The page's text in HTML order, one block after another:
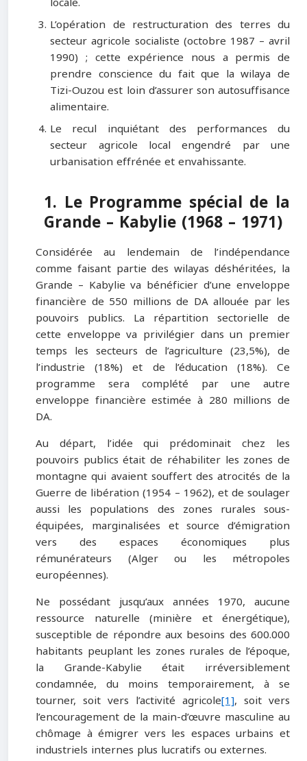
L’opération de restructuration des terres du
secteur agricole socialiste (octobre 1987 – avril
1990) ; cette expérience nous a permis de
prendre conscience du fait que la wilaya de
Tizi-Ouzou est loin d’assurer son autosuffisance
alimentaire.
Le recul inquiétant des performances du
secteur agricole local engendré par une
urbanisation effrénée et envahissante.
1. Le Programme spécial de la
Grande – Kabylie (1968 – 1971)
Considérée au lendemain de l’indépendance
comme faisant partie des wilayas déshéritées, la
Grande – Kabylie va bénéficier d’une enveloppe
financière de 550 millions de DA allouée par les
pouvoirs publics. La répartition sectorielle de
cette enveloppe va privilégier dans un premier
temps les secteurs de l’agriculture (23,5%), de
l’industrie (18%) et de l’éducation (18%). Ce
programme sera complété par une autre
enveloppe financière estimée à 280 millions de
DA.
Au départ, l’idée qui prédominait chez les
pouvoirs publics était de réhabiliter les zones de
montagne qui avaient souffert des atrocités de la
Guerre de libération (1954 – 1962), et de soulager
aussi les populations des zones rurales sous-
équipées, marginalisées et source d’émigration
vers des espaces économiques plus
rémunérateurs (Alger ou les métropoles
européennes).
Ne possédant jusqu’aux années 1970, aucune
ressource naturelle (minière et énergétique),
susceptible de répondre aux besoins des 600.000
habitants peuplant les zones rurales de l’époque,
la Grande-Kabylie était irréversiblement
condamnée, du moins temporairement, à se
tourner, soit vers l’activité agricole[1], soit vers
l’encouragement de la main-d’œuvre masculine au
chômage à émigrer vers les espaces urbains et
industriels internes plus lucratifs ou externes.